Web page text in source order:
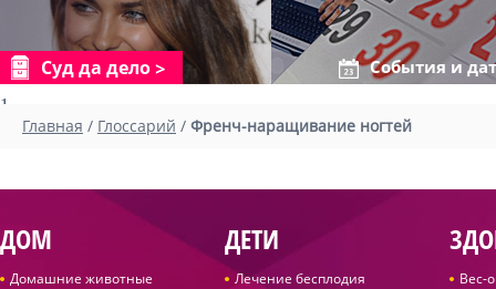
Суд да дело События и
1
Главная / Глоссарий / Френч-наращивание ногтей
ДОМ
Домашние животные
ДЕТИ
Лечение бесплодия
Вес-